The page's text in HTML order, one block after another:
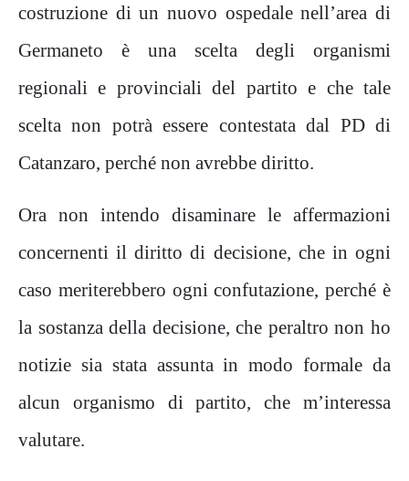
costruzione di un nuovo ospedale nell’area di
Germaneto è una scelta degli organismi
regionali e provinciali del partito e che tale
scelta non potrà essere contestata dal PD di
Catanzaro, perché non avrebbe diritto.
Ora non intendo disaminare le affermazioni
concernenti il diritto di decisione, che in ogni
caso meriterebbero ogni confutazione, perché è
la sostanza della decisione, che peraltro non ho
notizie sia stata assunta in modo formale da
alcun organismo di partito, che m’interessa
valutare.